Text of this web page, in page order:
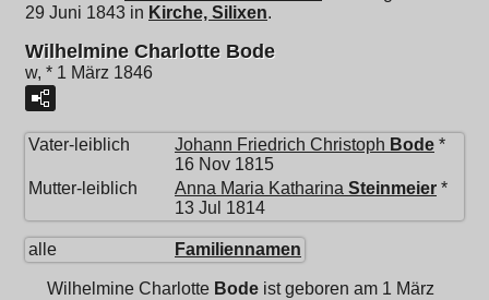
29 Juni 1843 in Kirche, Silixen.
Wilhelmine Charlotte Bode
w, * 1 März 1846
Vater-leiblich Johann Friedrich Christoph Bode *
16 Nov 1815
Mutter-leiblich
Anna Maria Katharina Steinmeier *
13 Jul 1814
alle Familiennamen
Wilhelmine Charlotte Bode ist geboren am 1 März